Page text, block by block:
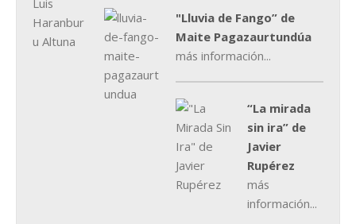
"Lluvia de Fango” de
Maite Pagazaurtundúa
más información...
“La mirada
sin ira” de
Javier
Rupérez
más
información...